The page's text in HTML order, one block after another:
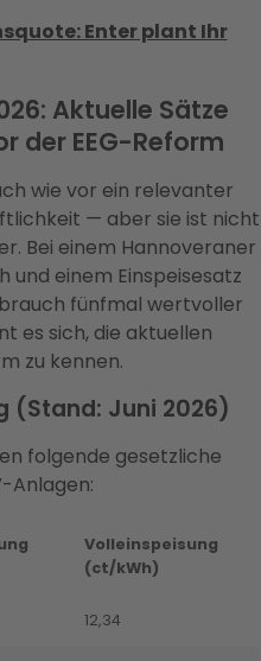
Enter plant Ihr
Aktuelle Sätze
der EEG-Reform
wie vor ein relevanter
— aber sie ist nicht
Bei einem Hannoveraner
einem Einspeisesatz
fünfmal wertvoller
es sich, die aktuellen
zu kennen.
(Stand: Juni 2026)
folgende gesetzliche
Anlagen:
Volleinspeisung
(ct/kWh)
12,34